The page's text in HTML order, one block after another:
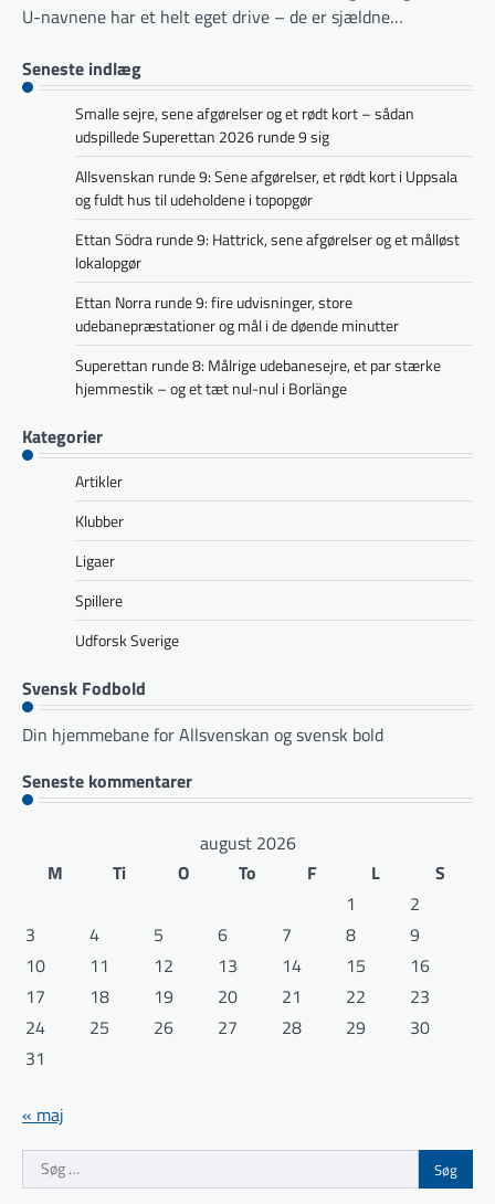
U-navnene har et helt eget drive – de er sjældne…
Seneste indlæg
Smalle sejre, sene afgørelser og et rødt kort – sådan
udspillede Superettan 2026 runde 9 sig
Allsvenskan runde 9: Sene afgørelser, et rødt kort i Uppsala
og fuldt hus til udeholdene i topopgør
Ettan Södra runde 9: Hattrick, sene afgørelser og et målløst
lokalopgør
Ettan Norra runde 9: fire udvisninger, store
udebanepræstationer og mål i de døende minutter
Superettan runde 8: Målrige udebanesejre, et par stærke
hjemmestik – og et tæt nul-nul i Borlänge
Kategorier
Artikler
Klubber
Ligaer
Spillere
Udforsk Sverige
Svensk Fodbold
Din hjemmebane for Allsvenskan og svensk bold
Seneste kommentarer
august 2026
M
Ti O To F L
S
1
2
3
4 5 6 7 8
9
10
11 12 13 14 15
16
17
18 19 20 21 22
23
24
25 26 27 28 29
30
31
« maj
Søg
efter: